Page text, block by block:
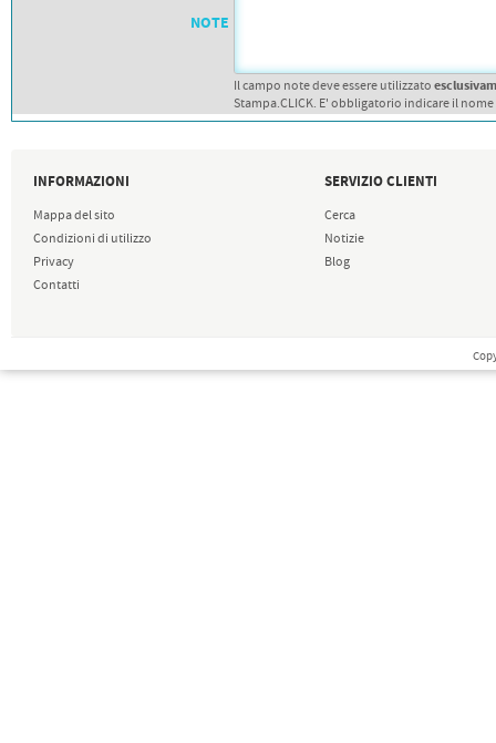
DORSALI TARGHENOTE
Il campo note deve essere utilizzato
Stampa.CLICK. E' obbligatorio indicare il
INFORMAZIONI
Mappa del sito
Condizioni di utilizzo
Privacy
Contatti
SERVIZIO CLIENTI
Cerca
Notizie
Blog